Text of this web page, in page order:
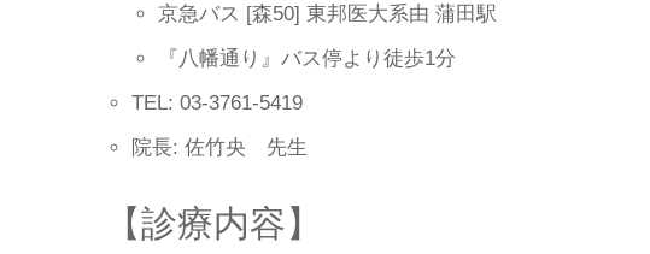
京急バス [森50] 東邦医大系由 蒲田駅
『八幡通り』バス停より徒歩1分
TEL: 03-3761-5419
院長: 佐竹央 先生
【診療内容】